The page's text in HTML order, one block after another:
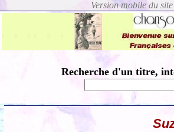
Recherche d'un titre,